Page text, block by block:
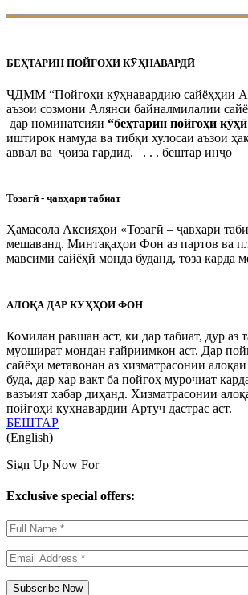
БЕҲТАРИН ПОЙГОҲИ КӮҲНАВАРДӢ
ҶДММ “Пойгоҳи кӯҳнавардию сайёҳҳии
аъзои созмони Алянси байналмилалии
дар номинатсияи “беҳтарин пойгоҳи
иштирок намуда ва тибқи хулосаи аъзои
аввал ва ҷоиза гардид. . . . бештар инҷо
Тозагӣ - ҷавҳари табиат
Ҳамасола Аксияҳои «Тозагӣ – ҷавҳари
мешаванд. Минтақаҳои Фон аз партов ва
мавсими сайёҳӣ монда буданд, тоза карда
АЛОҚА ДАР КӮҲҲОИ ФОН
Комилан равшан аст, ки дар табиат, дур аз
муошират мондан ғайриимкон аст. Дар
сайёҳӣ метавонан аз хизматрасонии
буда, дар хар вакт ба пойгоҳ мурочиат
вазъият хабар диҳанд. Хизматрасонии
пойгоҳи кӯҳнавардии Артуч дастрас аст.
БЕШТАР
(English)
Sign Up Now For
Exclusive special offers: